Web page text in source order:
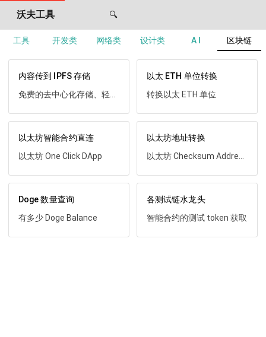
沃夫工具 🔍
工具 开发类 网络类 设计类 A I 区块链
内容传到 IPFS 存储
以太 ETH 单位转换
转换以太 ETH 单位
以太坊智能合约直连
以太坊 One Click DApp
以太坊地址转换
Doge 数量查询
有多少 Doge Balance
各测试链水龙头
智能合约的测试 token 获取